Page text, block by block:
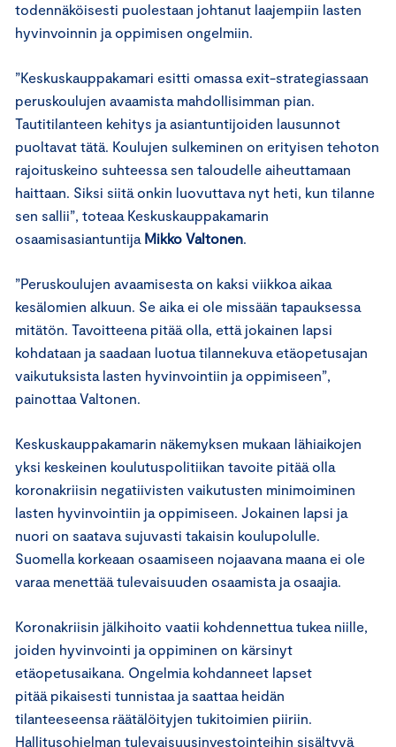
todennäköisesti puolestaan johtanut laajempiin lasten
hyvinvoinnin ja oppimisen ongelmiin.
”Keskuskauppakamari esitti omassa exit-strategiassaan
peruskoulujen avaamista mahdollisimman pian.
Tautitilanteen kehitys ja asiantuntijoiden lausunnot
puoltavat tätä. Koulujen sulkeminen on erityisen tehoton
rajoituskeino suhteessa sen taloudelle aiheuttamaan
haittaan. Siksi siitä onkin luovuttava nyt heti, kun tilanne
sen sallii”, toteaa Keskuskauppakamarin
osaamisasiantuntija Mikko Valtonen.
”Peruskoulujen avaamisesta on kaksi viikkoa aikaa
kesälomien alkuun. Se aika ei ole missään tapauksessa
mitätön. Tavoitteena pitää olla, että jokainen lapsi
kohdataan ja saadaan luotua tilannekuva etäopetusajan
vaikutuksista lasten hyvinvointiin ja oppimiseen”,
painottaa Valtonen.
Keskuskauppakamarin näkemyksen mukaan lähiaikojen
yksi keskeinen koulutuspolitiikan tavoite pitää olla
koronakriisin negatiivisten vaikutusten minimoiminen
lasten hyvinvointiin ja oppimiseen. Jokainen lapsi ja
nuori on saatava sujuvasti takaisin koulupolulle.
Suomella korkeaan osaamiseen nojaavana maana ei ole
varaa menettää tulevaisuuden osaamista ja osaajia.
Koronakriisin jälkihoito vaatii kohdennettua tukea niille,
joiden hyvinvointi ja oppiminen on kärsinyt
etäopetusaikana. Ongelmia kohdanneet lapset
pitää pikaisesti tunnistaa ja saattaa heidän
tilanteeseensa räätälöityjen tukitoimien piiriin.
Hallitusohjelman tulevaisuusinvestointeihin sisältyvä